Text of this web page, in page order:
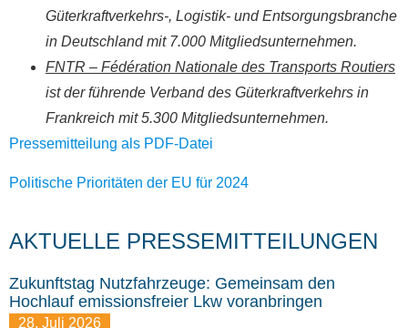
Güterkraftverkehrs-, Logistik- und Entsorgungsbranche
in Deutschland mit 7.000 Mitgliedsunternehmen.
FNTR – Fédération Nationale des Transports Routiers
ist der führende Verband des Güterkraftverkehrs in
Frankreich mit 5.300 Mitgliedsunternehmen.
Pressemitteilung als PDF-Datei
Politische Prioritäten der EU für 2024
AKTUELLE PRESSEMITTEILUNGEN
Zukunftstag Nutzfahrzeuge: Gemeinsam den
Hochlauf emissionsfreier Lkw voranbringen
28. Juli 2026